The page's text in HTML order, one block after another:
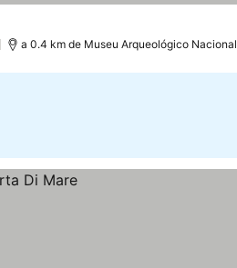
a 0.4 km de Museu Arqueológico Nacional